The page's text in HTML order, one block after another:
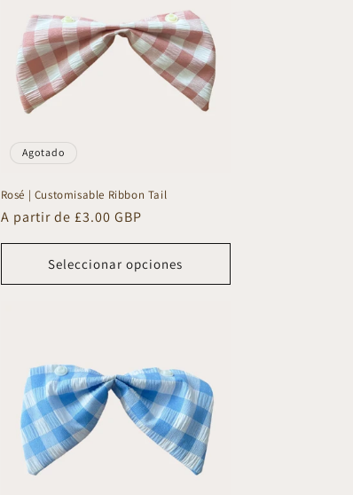
Agotado
Rosé | Customisable Ribbon Tail
Precio
A partir de £3.00 GBP
Seleccionar opciones